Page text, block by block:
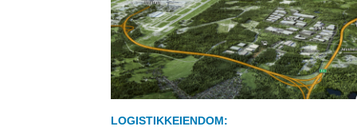
LOGISTIKKEIENDOM: